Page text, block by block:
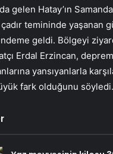
gelen Hatay’ın
temininde yaşanan
geldi. Bölgeyi
Erdal Erzincan,
yansıyanlarla
fark olduğunu söyledi.